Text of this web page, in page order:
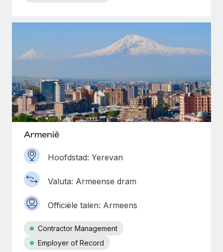
Armenië
Hoofdstad: Yerevan
Valuta: Armeense dram
Officiële talen: Armeens
Contractor Management
Employer of Record